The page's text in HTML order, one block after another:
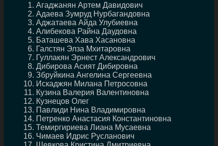
Агаджанян Артем Давидович
Адаева Зумруд Нурбагандовна
Аджатаева Айда Улубиевна
Алибекова Райна Даудовна
Баташева Хава Хасановна
Галстян Элза Мхитаровна
Гуллакян Эрнест Александрович
Дибирова Асият Дибировна
Збруйкина Ангелина Сергеевна
Искаджян Милана Петросовна
Кузина Валерия Валентиновна
Кузнецов Олег
Павлиди Нина Владимировна
Петренко Анастасия Константиновна
Темиргириева Лиана Мусаевна
Чимаев Идрис Русланович